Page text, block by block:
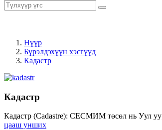
Нүүр
Бүрэлдэхүүн хэсгүүд
Кадастр
Кадастр
Кадастр (Cadastre): СЕСМИМ төсөл нь Уул
цааш унших